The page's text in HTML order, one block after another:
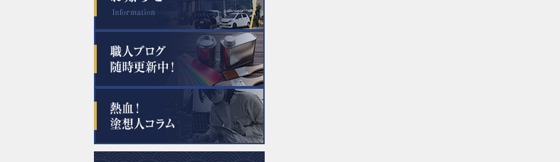
2025年6月
2025年5月
2025年1月